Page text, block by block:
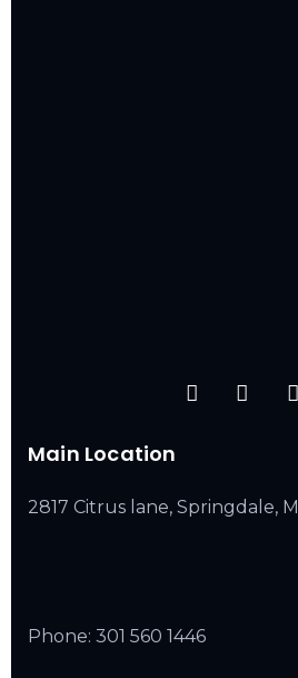
Main Location
2817 Citrus lane, Springdale,
Phone: 301 560 1446